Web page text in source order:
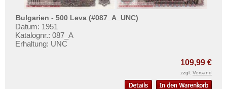
Bulgarien - 500 Leva (#087_A_UNC)
Datum: 1951
Katalognr.: 087_A
Erhaltung: UNC
109,99 €
zzgl. Versand